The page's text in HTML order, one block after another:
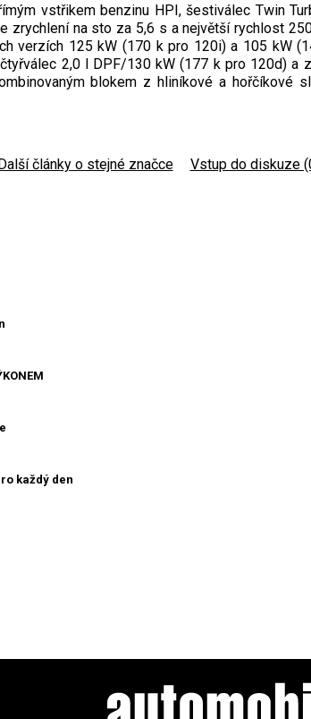
vstřikem benzinu HPI, šestiválec Twin
zrychlení na sto za 5,6 s a největší rychlost
verzích 125 kW (170 k pro 120i) a 105 kW
2,0 l DPF/130 kW (177 k pro 120d) a
blokem z hliníkové a hořčíkové
Další články o stejné značce Vstup do diskuze
každý den